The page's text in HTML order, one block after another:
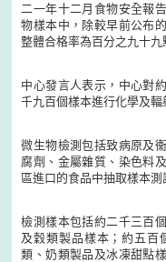
二一年十二月食物安全報
物樣本中，除較早前公布
整體合格率為百分之九十九
中心發言人表示，中心對
千九百個樣本進行化學及輻
微生物檢測包括致病原及
腐劑、金屬雜質、染色料
區進口的食品中抽取樣本測
檢測樣本包括約二千三百
及穀類製品樣本；約五百
類、奶類製品及冰凍甜點